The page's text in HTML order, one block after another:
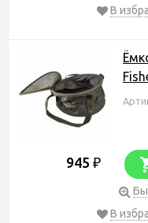
В
945 ₽
В